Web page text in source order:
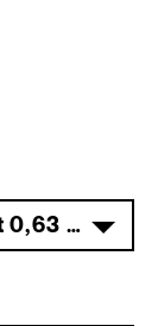
Hakenklinge Standardqualität 0,63 mm